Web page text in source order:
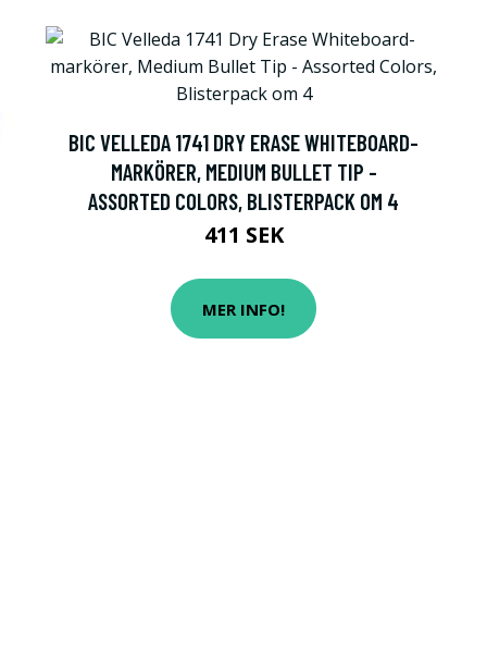
BIC VELLEDA 1741 DRY ERASE WHITEBOARD-
MARKÖRER, MEDIUM BULLET TIP -
ASSORTED COLORS, BLISTERPACK OM 4
411 SEK
MER INFO!